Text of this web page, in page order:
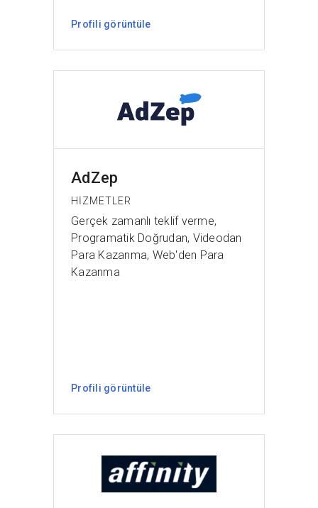
Profili görüntüle
AdZep
HIZMETLER
Gerçek zamanlı teklif verme,
Programatik Doğrudan, Videodan
Para Kazanma, Web'den Para
Kazanma
Profili görüntüle